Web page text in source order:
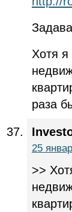
Хотя
раза
25
>>